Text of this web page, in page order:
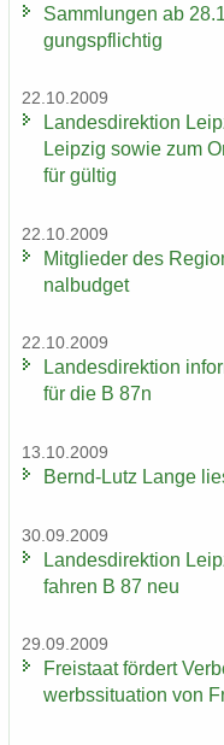
Samm­lun­gen ab
gungs­pflich­tig
22.10.2009
Lan­des­di­rek­ti­on
Leip­zig sowie zum
für gül­tig
22.10.2009
Mit­glie­der des
nal­bud­get
22.10.2009
Lan­des­di­rek­ti­on
für die B 87n
13.10.2009
Bernd-​Lutz Lange
30.09.2009
Lan­des­di­rek­ti­on
fah­ren B 87 neu
29.09.2009
Frei­staat för­dert
werbs­si­tua­ti­on von